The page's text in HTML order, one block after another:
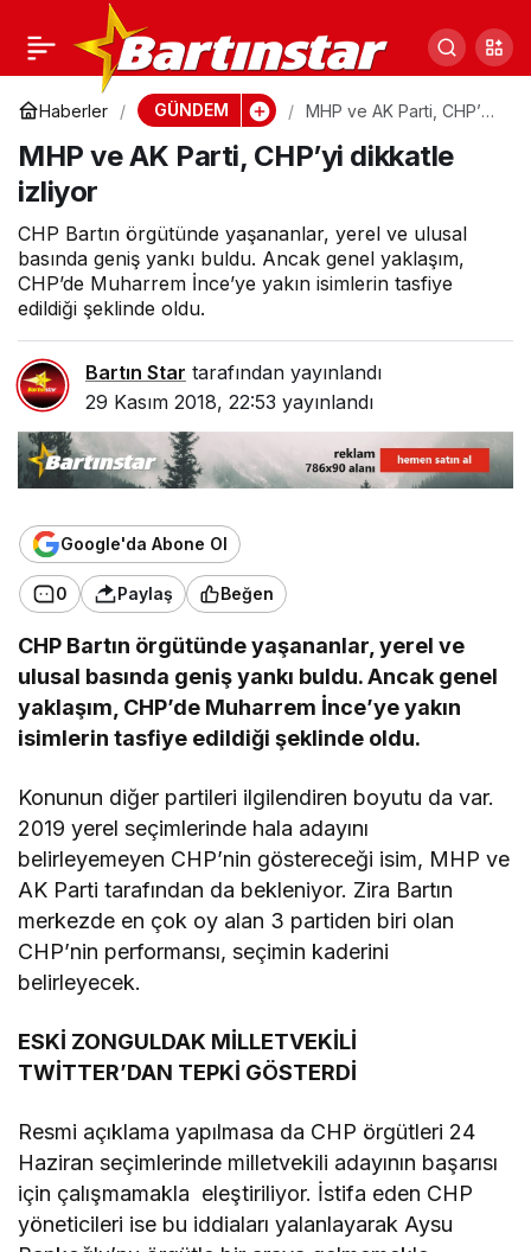
Haberler GÜNDEM
MHP ve AK Parti, CHP’yi
MHP ve AK Parti, CHP’yi dikkatle
izliyor
CHP Bartın örgütünde yaşananlar, yerel ve ulusal
basında geniş yankı buldu. Ancak genel yaklaşım,
CHP’de Muharrem İnce’ye yakın isimlerin tasfiye
edildiği şeklinde oldu.
Bartın Star tarafından yayınlandı
29 Kasım 2018, 22:53 yayınlandı
Google'da Abone Ol
0 Paylaş Beğen
CHP Bartın örgütünde yaşananlar, yerel ve
ulusal basında geniş yankı buldu. Ancak genel
yaklaşım, CHP’de Muharrem İnce’ye yakın
isimlerin tasfiye edildiği şeklinde oldu.
Konunun diğer partileri ilgilendiren boyutu da var.
2019 yerel seçimlerinde hala adayını
belirleyemeyen CHP’nin göstereceği isim, MHP ve
AK Parti tarafından da bekleniyor. Zira Bartın
merkezde en çok oy alan 3 partiden biri olan
CHP’nin performansı, seçimin kaderini
belirleyecek.
ESKİ ZONGULDAK MİLLETVEKİLİ
TWİTTER’DAN TEPKİ GÖSTERDİ
Resmi açıklama yapılmasa da CHP örgütleri 24
Haziran seçimlerinde milletvekili adayının başarısı
için çalışmamakla eleştiriliyor. İstifa eden CHP
yöneticileri ise bu iddiaları yalanlayarak Aysu
“Böyle bir zihniyetle
çalışmayı
reddediyorum”
0 Paylaş